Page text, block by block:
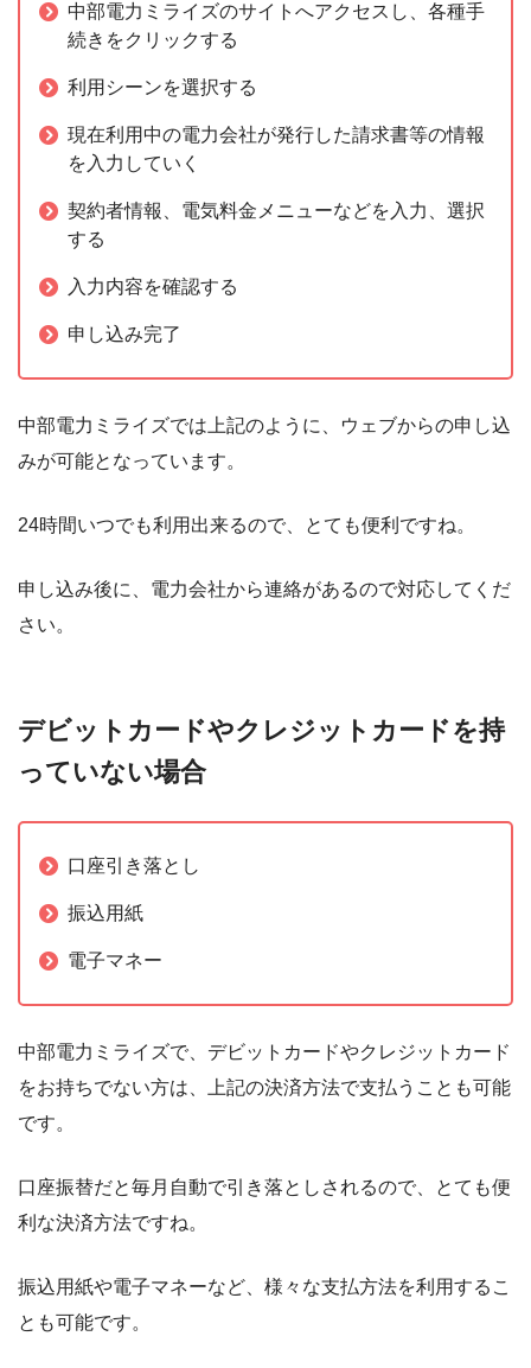
中部電力ミライズのサイトへアクセスし、各種手
続きをクリックする
利用シーンを選択する
現在利用中の電力会社が発行した請求書等の情報
を入力していく
契約者情報、電気料金メニューなどを入力、選択
する
入力内容を確認する
申し込み完了
中部電力ミライズでは上記のように、ウェブからの申し込
みが可能となっています。
24時間いつでも利用出来るので、とても便利ですね。
申し込み後に、電力会社から連絡があるので対応してくだ
さい。
デビットカードやクレジットカードを持
っていない場合
口座引き落とし
振込用紙
電子マネー
中部電力ミライズで、デビットカードやクレジットカード
をお持ちでない方は、上記の決済方法で支払うことも可能
です。
口座振替だと毎月自動で引き落としされるので、とても便
利な決済方法ですね。
振込用紙や電子マネーなど、様々な支払方法を利用するこ
とも可能です。